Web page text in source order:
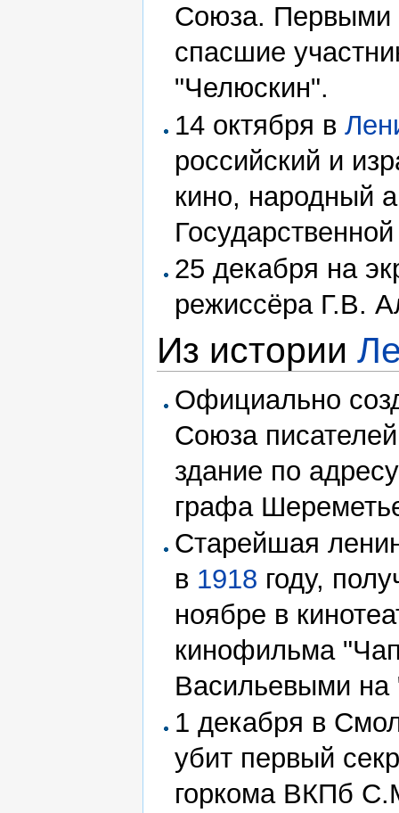
Союза. Первыми
спасшие
"Челюскин".
14 октября в
российский и
кино, народный
25 декабря на
режиссёра Г.В.
Из истории
Официально
Союза
здание по
графа
Старейшая
в 1918 году,
ноябре в
кинофильма
Васильевыми
1 декабря в
убит первый
горкома ВКПб